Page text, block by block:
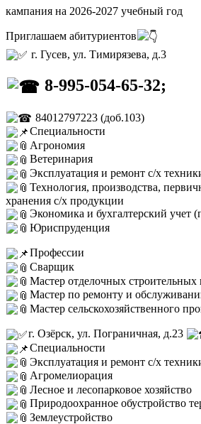
кампания на 2026-2027 учебный год
Приглашаем абитуриентов
г. Гусев, ул. Тимирязева, д.3
8-995-054-65-32;
84012797223 (доб.103)
Специальности
Агрономия
Ветеринария
Эксплуатация и ремонт с/х
Технология, производства,
хранения с/х продукции
Экономика и бухгалтерский учет
Юриспруденция
Профессии
Сварщик
Мастер отделочных строительных
Мастер по ремонту и
Мастер сельскохозяйственного
г. Озёрск, ул. Пограничная, д.23
Специальности
Эксплуатация и ремонт с/х
Агромелиорация
Лесное и лесопарковое хозяйство
Природоохранное обустройство
Землеустройство